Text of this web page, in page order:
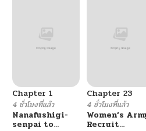
Chapter 1
4 ชั่วโมงที่แล้ว
Nanafushigi-
senpai to
Chapter 23
4 ชั่วโมงที่แล้ว
Women’s
Recruit